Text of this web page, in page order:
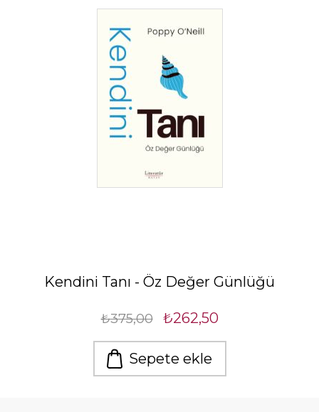
Kendini Tanı - Öz Değer Günlüğü
₺375,00 ₺262,50
Sepete ekle